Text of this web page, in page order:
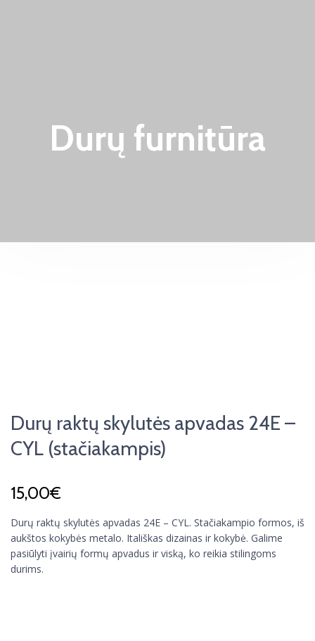
Durų furnitūra
Durų raktų skylutės apvadas 24E –
CYL (stačiakampis)
15,00€
Durų raktų skylutės apvadas 24E – CYL. Stačiakampio formos, iš
aukštos kokybės metalo. Itališkas dizainas ir kokybė. Galime
pasiūlyti įvairių formų apvadus ir viską, ko reikia stilingoms
durims.